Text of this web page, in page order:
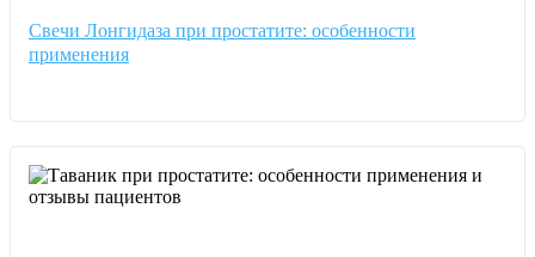
Свечи Лонгидаза при простатите: особенности
применения